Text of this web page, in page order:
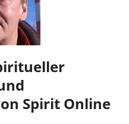
Spirit Online